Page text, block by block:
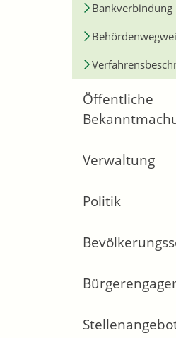
Bankverbindung
Öffentliche
Verwaltung
Politik